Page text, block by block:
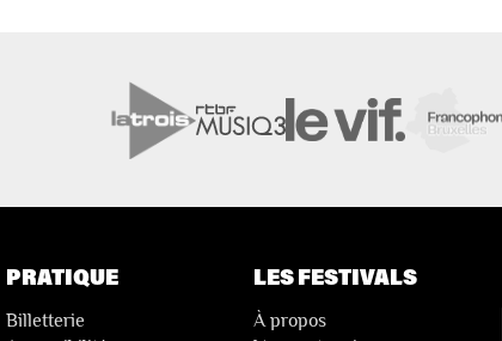
PRATIQUE
Billetterie
LES FESTIVALS
À propos